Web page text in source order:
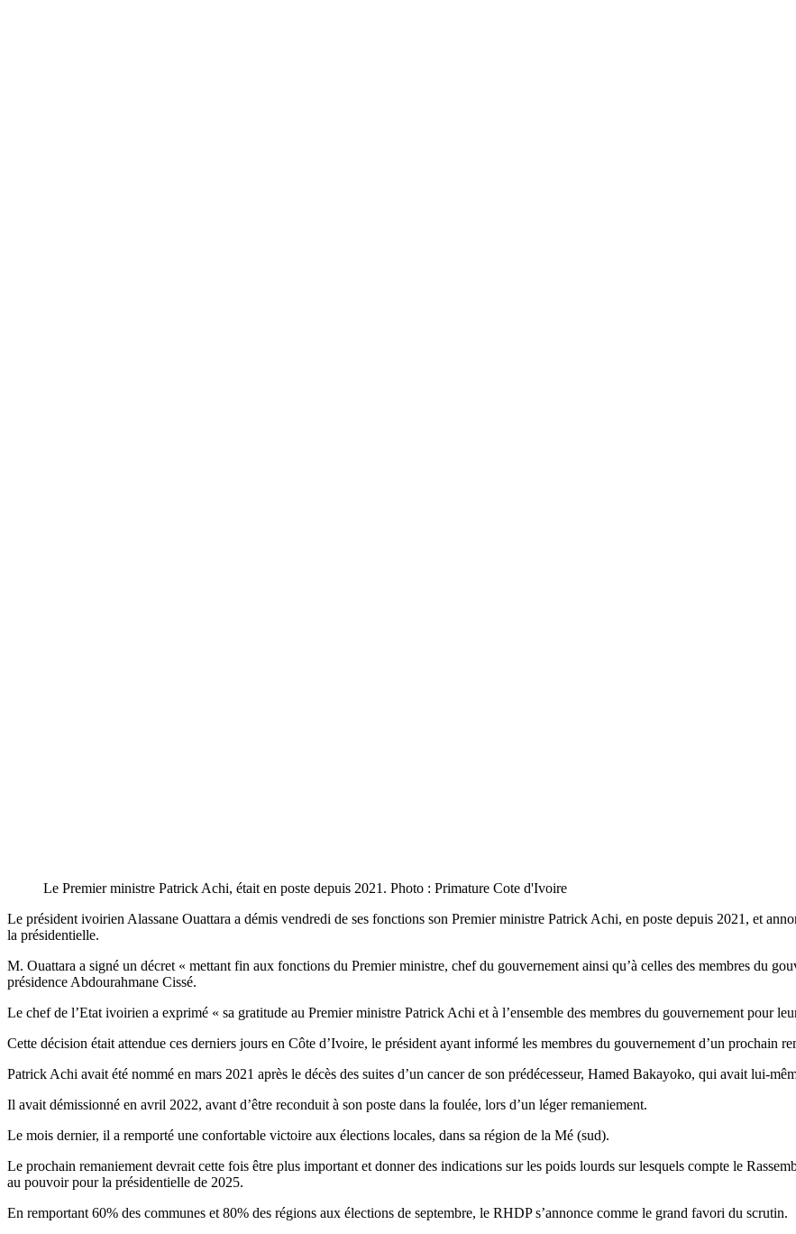
Le Premier ministre Patrick Achi, était en poste depuis 2021. Photo : Primature Cote d'Ivoire
Le président ivoirien Alassane Ouattara a démis vendredi de ses fonctions son Premier ministre Patrick Achi, en poste depuis 2021, et
la présidentielle.
M. Ouattara a signé un décret « mettant fin aux fonctions du Premier ministre, chef du gouvernement ainsi qu’à celles des membres du
présidence Abdourahmane Cissé.
Le chef de l’Etat ivoirien a exprimé « sa gratitude au Premier ministre Patrick Achi et à l’ensemble des membres du gouvernement pour
Cette décision était attendue ces derniers jours en Côte d’Ivoire, le président ayant informé les membres du gouvernement d’un prochain
Patrick Achi avait été nommé en mars 2021 après le décès des suites d’un cancer de son prédécesseur, Hamed Bakayoko, qui avait lui-
Il avait démissionné en avril 2022, avant d’être reconduit à son poste dans la foulée, lors d’un léger remaniement.
Le mois dernier, il a remporté une confortable victoire aux élections locales, dans sa région de la Mé (sud).
Le prochain remaniement devrait cette fois être plus important et donner des indications sur les poids lourds sur lesquels compte le
au pouvoir pour la présidentielle de 2025.
En remportant 60% des communes et 80% des régions aux élections de septembre, le RHDP s’annonce comme le grand favori du scrutin.